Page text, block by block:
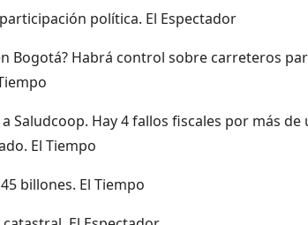
política. El Espectador
Bogotá? Habrá control sobre carreteros
Saludcoop. Hay 4 fallos fiscales por más de
El Tiempo
billones. El Tiempo